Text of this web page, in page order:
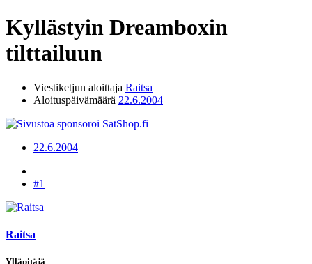
Kyllästyin Dreamboxin
tilttailuun
Viestiketjun aloittaja Raitsa
Aloituspäivämäärä 22.6.2004
22.6.2004
#1
Raitsa
Ylläpitäjä